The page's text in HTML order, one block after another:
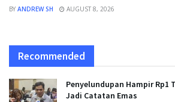
BY ANDREW SH AUGUST 8, 2026
Recommended
Penyelundupan Hampir Rp1
Jadi Catatan Emas